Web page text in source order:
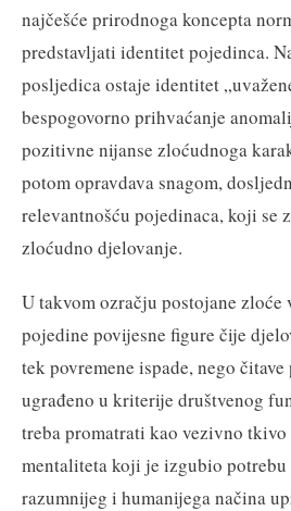
najčešće prirodnoga koncepta
predstavljati identitet pojedinca.
posljedica ostaje identitet
bespogovorno prihvaćanje
pozitivne nijanse zloćudnoga
potom opravdava snagom,
relevantnošću pojedinaca, koji se
zloćudno djelovanje.
U takvom ozračju postojane
pojedine povijesne figure čije
tek povremene ispade, nego
ugrađeno u kriterije društvenog
treba promatrati kao vezivno tkivo
mentaliteta koji je izgubio potrebu
razumnijeg i humanijega načina